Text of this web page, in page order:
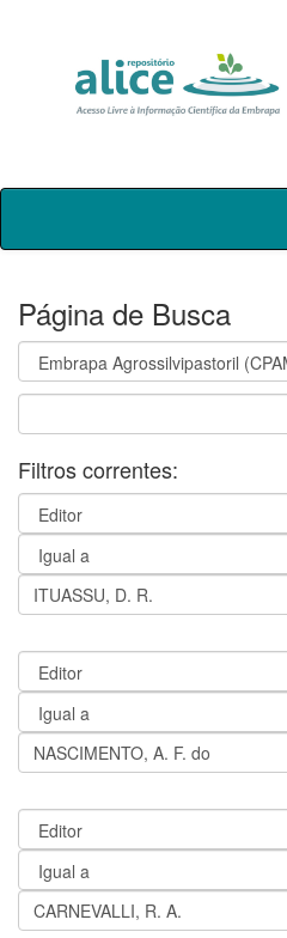
Skip
Página de Busca
Filtros correntes: